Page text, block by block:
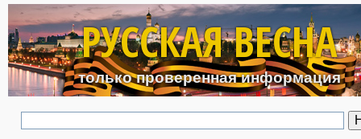
Перейти к основному
РУССКАЯ ВЕСНА
только проверенная информация